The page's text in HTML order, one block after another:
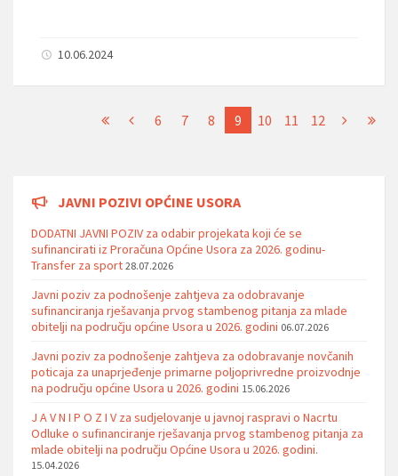
10.06.2024
6 7 8 9 10 11 12
JAVNI POZIVI OPĆINE USORA
DODATNI JAVNI POZIV za odabir projekata koji će se
sufinancirati iz Proračuna Općine Usora za 2026. godinu-
Transfer za sport 28.07.2026
Javni poziv za podnošenje zahtjeva za odobravanje
sufinanciranja rješavanja prvog stambenog pitanja za mlade
obitelji na području općine Usora u 2026. godini 06.07.2026
Javni poziv za podnošenje zahtjeva za odobravanje novčanih
poticaja za unaprjeđenje primarne poljoprivredne proizvodnje
na području općine Usora u 2026. godini 15.06.2026
J A V N I P O Z I V za sudjelovanje u javnoj raspravi o Nacrtu
Odluke o sufinanciranje rješavanja prvog stambenog pitanja za
mlade obitelji na području Općine Usora u 2026. godini.
15.04.2026